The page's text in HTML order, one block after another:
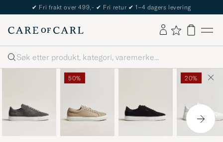
The Care of Carl Passport
Søk
50% 20%